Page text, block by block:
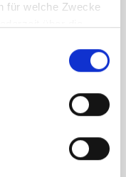
für welche Zwecke
Lage